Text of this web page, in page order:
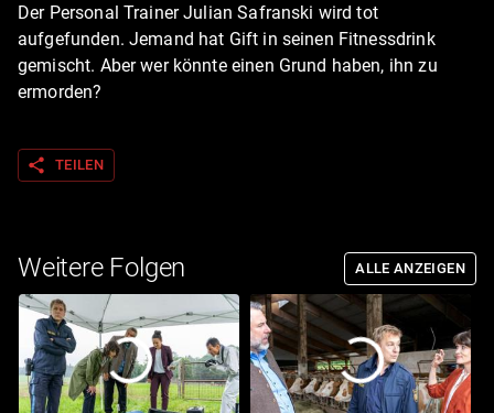
Der Personal Trainer Julian Safranski wird tot
aufgefunden. Jemand hat Gift in seinen Fitnessdrink
gemischt. Aber wer könnte einen Grund haben, ihn zu
ermorden?
share TEILEN
Weitere Folgen ALLE ANZEIGEN